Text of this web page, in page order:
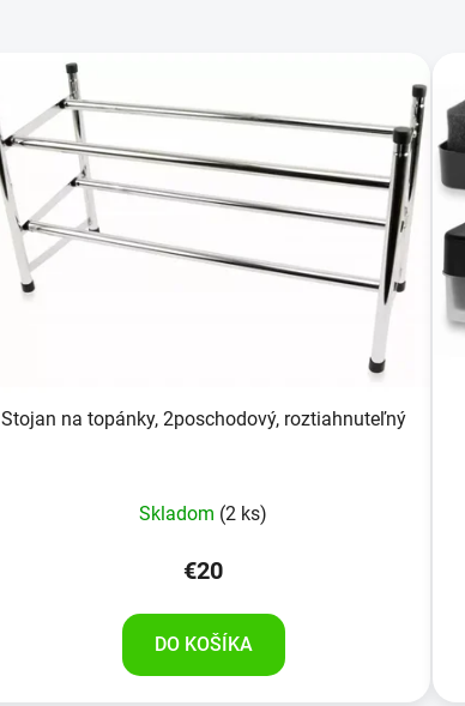
Stojan na topánky, 2poschodový, roztiahnuteľný
Skladom (2 ks)
€20
DO KOŠÍKA